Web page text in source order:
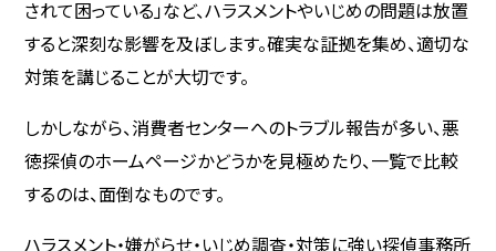
されて困っている」など、ハラスメントやいじめの問題は放置
すると深刻な影響を及ぼします。確実な証拠を集め、適切な
対策を講じることが大切です。
しかしながら、消費者センターへのトラブル報告が多い、悪
徳探偵のホームページかどうかを見極めたり、一覧で比較
するのは、面倒なものです。
ハラスメント・嫌がらせ・いじめ調査・対策に強い探偵事務所